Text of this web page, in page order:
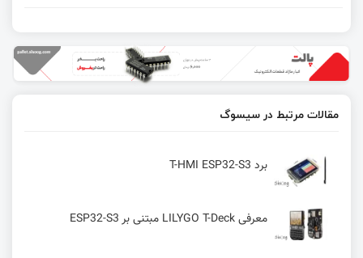
مقالات مرتبط در سیسوگ
برد T-HMI ESP32-S3
معرفی LILYGO T-Deck مبتنی بر ESP32-S3